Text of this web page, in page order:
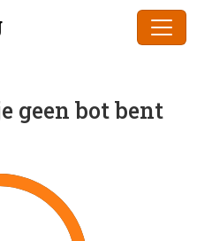
geen bot bent